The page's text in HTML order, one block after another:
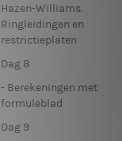
Hazen-Williams.
Ringleidingen en
restrictieplaten
Dag 8
- Berekeningen met
formuleblad
Dag 9